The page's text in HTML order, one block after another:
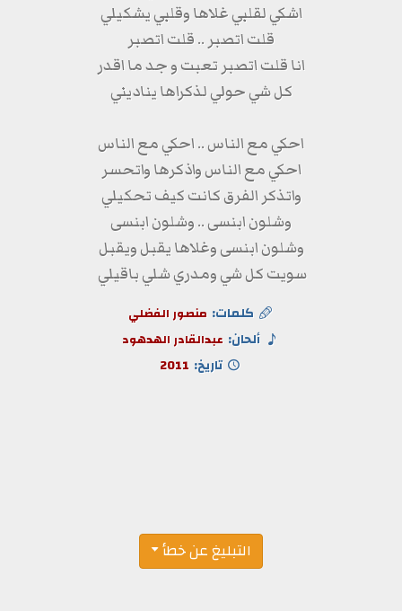
اشكي لقلبي غلاها وقلبي يشكيلي
قلت اتصبر .. قلت اتصبر
انا قلت اتصبر تعبت و جد ما اقدر
كل شي حولي لذكراها يناديني
احكي مع الناس .. احكي مع الناس
احكي مع الناس واذكرها واتحسر
واتذكر الفرق كانت كيف تحكيلي
وشلون ابنسى .. وشلون ابنسى
وشلون ابنسى وغلاها يقبل ويقبل
سويت كل شي ومدري شلي باقيلي
كلمات: منصور الفضلي
ألحان: عبدالقادر الهدهود
تاريخ: 2011
التبليغ عن خطأ